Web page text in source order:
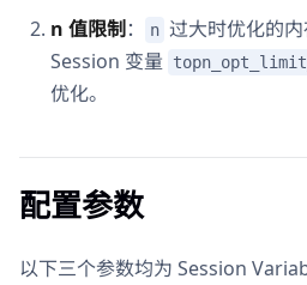
n 值限制 ： n 过大时优化的
Session 变量
优化。
配置参数
以下三个参数均为 Session